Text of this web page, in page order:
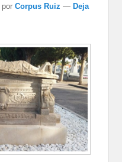
porCorpus Ruiz — Deja